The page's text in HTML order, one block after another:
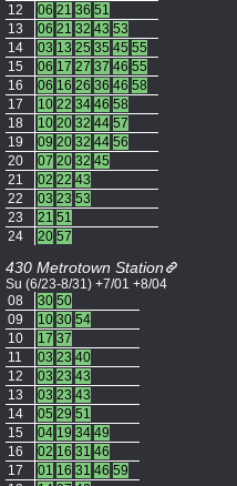
12
06 21 36 51
13
06 21 32 43 53
14
03 13 25 35 45 55
15
06 17 27 37 46 55
16
06 16 26 36 46 58
17
10 22 34 46 58
18
10 20 32 44 57
19
09 20 32 44 56
20
07 20 32 45
21
02 22 43
22
03 23 53
23
21 51
24
20 57
430 Metrotown Station
Su (6/23-8/31) +7/01 +8/04
08
30 50
09
10 30 54
10
17 37
11
03 23 40
12
03 23 43
13
03 23 43
14
05 29 51
15
04 19 34 49
16
02 16 31 46
17
01 16 31 46 59